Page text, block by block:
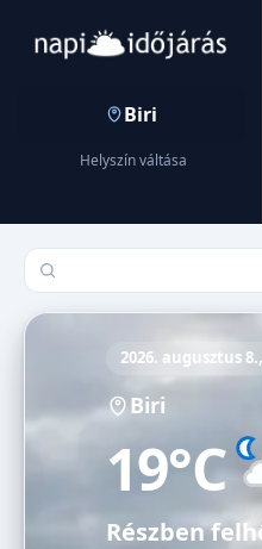
Biri
Helyszín váltása
Település keresése
2026. augusztus
Biri
19°C
Részben